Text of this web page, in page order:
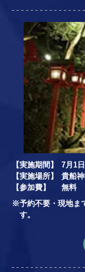
【実施期間】
7月1
【実施場所】
貴船
【参加費】
無料
※予約不要・現地ま
す。